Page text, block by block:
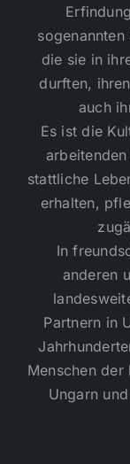
die sie in
durften,
auch
Es ist die
stattliche
erhalten,
In
anderen
Partnern in
Menschen der
Ungarn